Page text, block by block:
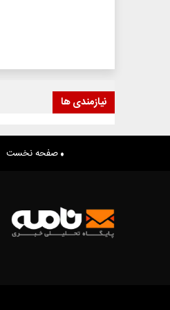
نیازمندی ها
صفحه نخست